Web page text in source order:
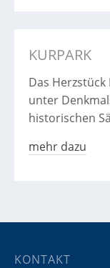
KURPARK
Das
unter
historischen
mehr dazu
KONTAKT